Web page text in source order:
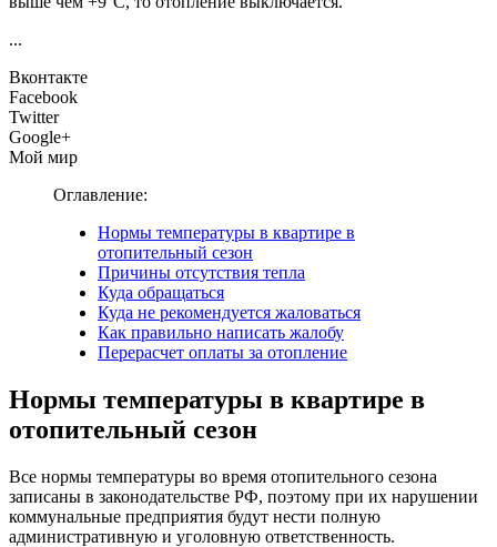
...
Вконтакте
Facebook
Twitter
Google+
Мой мир
Оглавление:
Нормы температуры в квартире в
отопительный сезон
Причины отсутствия тепла
Куда обращаться
Куда не рекомендуется жаловаться
Как правильно написать жалобу
Перерасчет оплаты за отопление
Нормы температуры в квартире в
отопительный сезон
Все нормы температуры во время отопительного сезона
записаны в законодательстве РФ, поэтому при их нарушении
коммунальные предприятия будут нести полную
административную и уголовную ответственность.